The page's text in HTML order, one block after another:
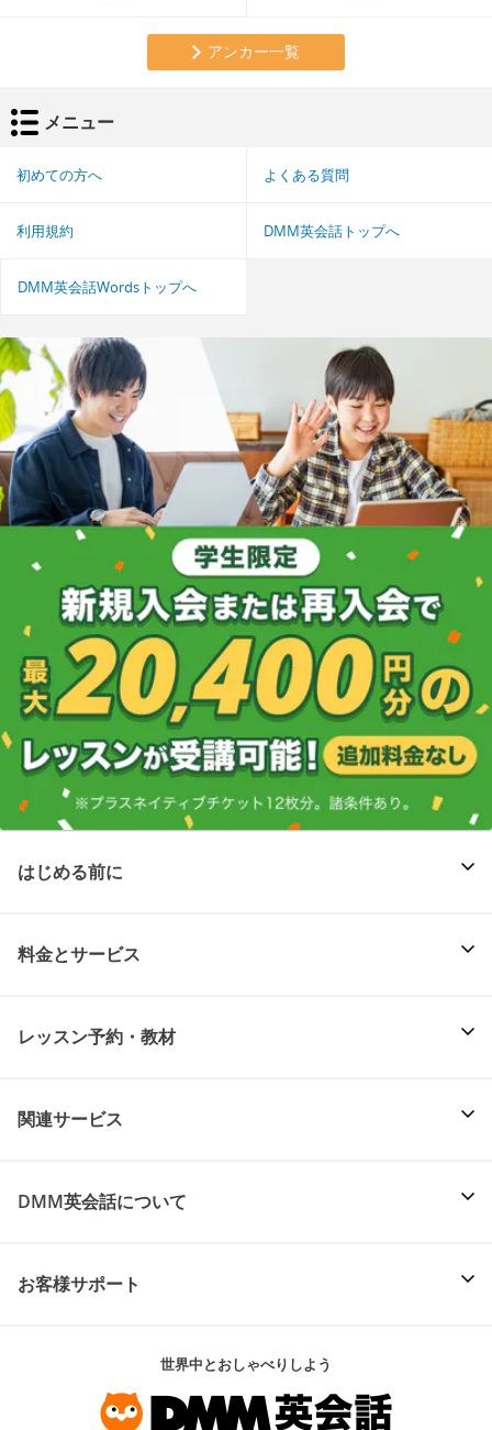
アンカー一覧
メニュー
初めての方へ よくある質問
利用規約 DMM英会話トップへ
DMM英会話Wordsトップへ
はじめる前に
料金とサービス
レッスン予約・教材
関連サービス
DMM英会話について
お客様サポート
世界中とおしゃべりしよう